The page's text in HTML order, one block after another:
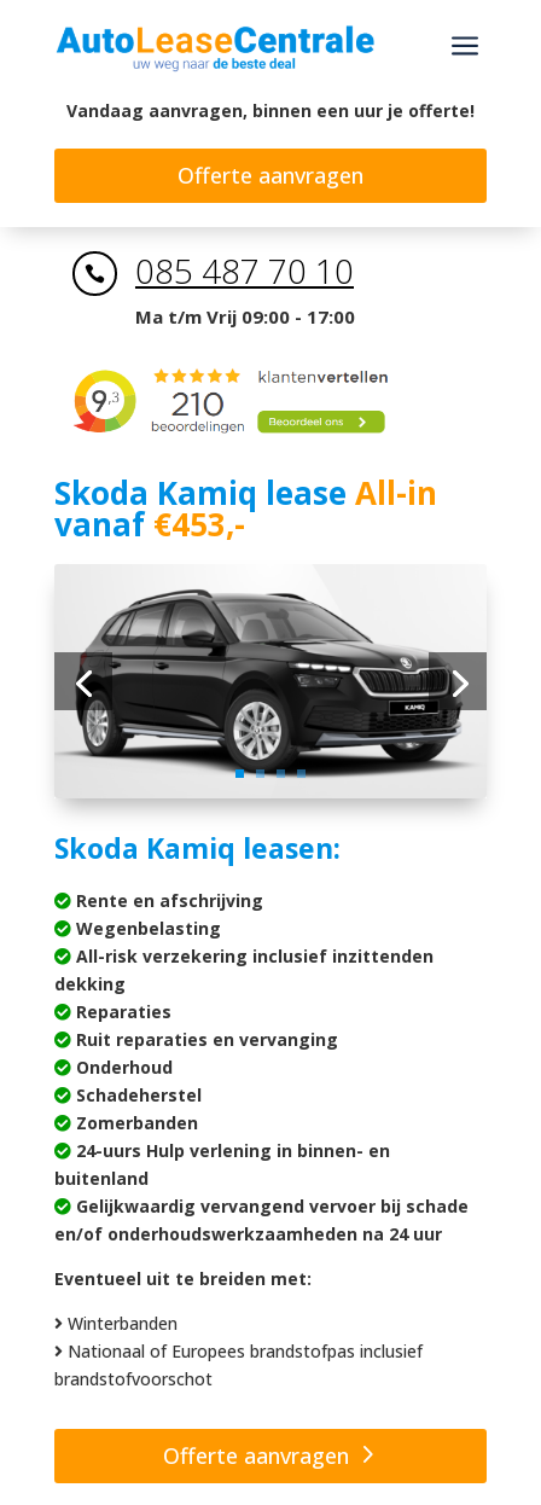
a
Vandaag aanvragen, binnen een uur je offerte!
Offerte aanvragen
 085 487 70 10
Ma t/m Vrij 09:00 - 17:00
Skoda Kamiq lease All-in
vanaf€453,-
Skoda Kamiq leasen:
Rente en afschrijving
Wegenbelasting
All-risk verzekering inclusief inzittenden
dekking
Reparaties
Ruit reparaties en vervanging
Onderhoud
Schadeherstel
Zomerbanden
24-uurs Hulp verlening in binnen- en
buitenland
Gelijkwaardig vervangend vervoer bij schade
en/of onderhoudswerkzaamheden na 24 uur
Eventueel uit te breiden met:
Winterbanden
Nationaal of Europees brandstofpas inclusief
brandstofvoorschot
Offerte aanvragen